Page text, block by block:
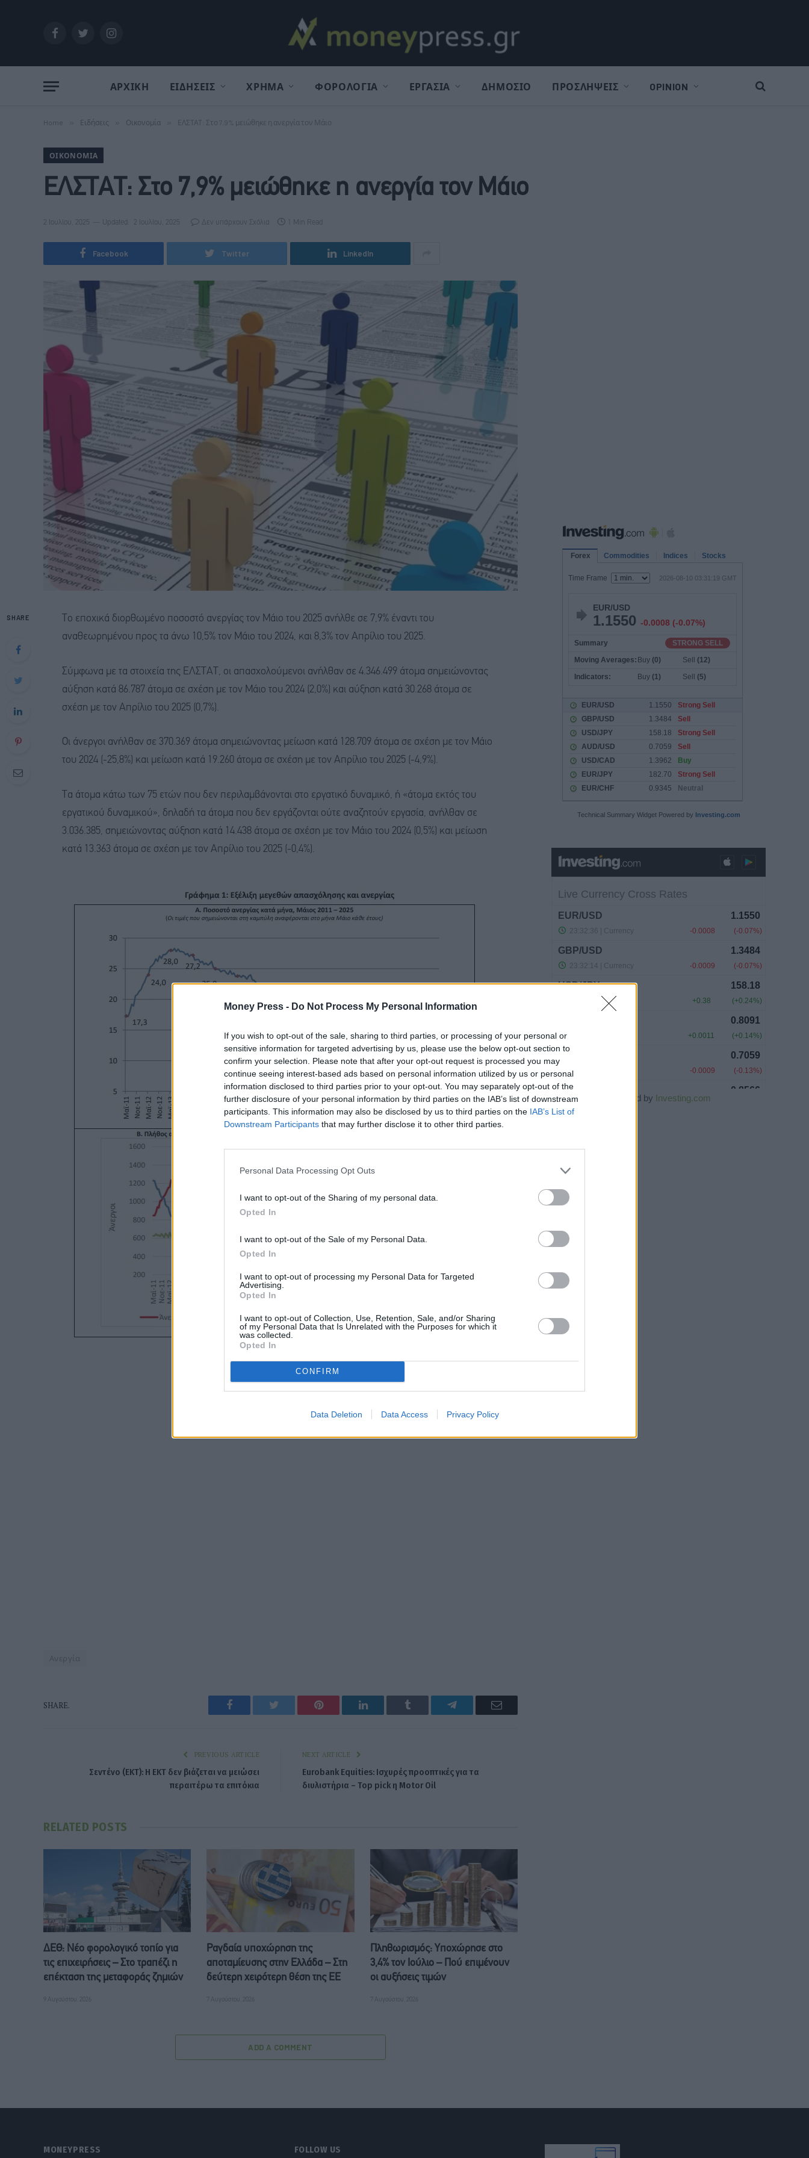
Money Press - Do Not Process My Personal Information
If you wish to opt-out of the sale, sharing to third parties, or processing of your personal or
sensitive information for targeted advertising by us, please use the below opt-out section to
confirm your selection. Please note that after your opt-out request is processed you may
continue seeing interest-based ads based on personal information utilized by us or personal
information disclosed to third parties prior to your opt-out. You may separately opt-out of the
further disclosure of your personal information by third parties on the IAB’s list of downstream
participants. This information may also be disclosed by us to third parties on the IAB’s List of
Downstream Participants that may further disclose it to other third parties.
Personal Data Processing Opt Outs
I want to opt-out of the Sharing of my personal data.
Opted In
I want to opt-out of the Sale of my Personal Data.
Opted In
I want to opt-out of processing my Personal Data for Targeted
Advertising.
Opted In
I want to opt-out of Collection, Use, Retention, Sale, and/or Sharing
of my Personal Data that Is Unrelated with the Purposes for which it
was collected.
Opted In
CONFIRM
Data Deletion Data Access Privacy Policy
FacebookTwitterInstagram
ΑΡΧΙΚΗ ΕΙΔΗΣΕΙΣ ΧΡΗΜΑ ΦΟΡΟΛΟΓΙΑ ΕΡΓΑΣΙΑ ΔΗΜΟΣΙΟ ΠΡΟΣΛΗΨΕΙΣ OPINION
Home Ειδήσεις Οικονομία ΕΛΣΤΑΤ: Στο 7,9% μειώθηκε η ανεργία τον Μάιο
ΟΙΚΟΝΟΜΊΑ
ΕΛΣΤΑΤ: Στο 7,9% μειώθηκε η ανεργία τον Μάιο
2 Ιουλίου, 2025 Updated: 2 Ιουλίου, 2025 Δεν υπάρχουν Σχόλια 1 Min Read
Facebook Twitter LinkedIn
SHARE
Το εποχικά διορθωμένο ποσοστό ανεργίας τον Μάιο του 2025 ανήλθε σε 7,9% έναντι του
αναθεωρημένου προς τα άνω 10,5% τον Μάιο του 2024, και 8,3% τον Απρίλιο του 2025.
Σύμφωνα με τα στοιχεία της ΕΛΣΤΑΤ, οι απασχολούμενοι ανήλθαν σε 4.346.499 άτομα σημειώνοντας
αύξηση κατά 86.787 άτομα σε σχέση με τον Μάιο του 2024 (2,0%) και αύξηση κατά 30.268 άτομα σε
σχέση με τον Απρίλιο του 2025 (0,7%).
Οι άνεργοι ανήλθαν σε 370.369 άτομα σημειώνοντας μείωση κατά 128.709 άτομα σε σχέση με τον Μάιο
του 2024 (-25,8%) και μείωση κατά 19.260 άτομα σε σχέση με τον Απρίλιο του 2025 (-4,9%).
Τα άτομα κάτω των 75 ετών που δεν περιλαμβάνονται στο εργατικό δυναμικό, ή «άτομα εκτός του
εργατικού δυναμικού», δηλαδή τα άτομα που δεν εργάζονται ούτε αναζητούν εργασία, ανήλθαν σε
3.036.385, σημειώνοντας αύξηση κατά 14.438 άτομα σε σχέση με τον Μάιο του 2024 (0,5%) και μείωση
κατά 13.363 άτομα σε σχέση με τον Απρίλιο του 2025 (-0,4%).
Ανεργία
SHARE. Facebook Pinterest LinkedIn Tumblr Telegram Email
PREVIOUS ARTICLE
Σεντένο (ΕΚΤ): Η ΕΚΤ δεν βιάζεται να μειώσει
περαιτέρω τα επιτόκια
NEXT ARTICLE
Eurobank Equities: Ισχυρές προοπτικές για τα
διυλιστήρια – Top pick η Motor Oil
RELATED POSTS
ΔΕΘ: Νέο φορολογικό τοπίο για
τις επιχειρήσεις – Στο τραπέζι η
επέκταση της μεταφοράς ζημιών
9 Αυγούστου, 2026
Ραγδαία υποχώρηση της
αποταμίευσης στην Ελλάδα – Στη
δεύτερη χειρότερη θέση της ΕΕ
7 Αυγούστου, 2026
Πληθωρισμός: Υποχώρησε στο
3,4% τον Ιούλιο – Πού επιμένουν
οι αυξήσεις τιμών
7 Αυγούστου, 2026
ADD A COMMENT
Technical Summary Widget Powered by Investing.com
Powered by Investing.com
MONEYPRESS FOLLOW US